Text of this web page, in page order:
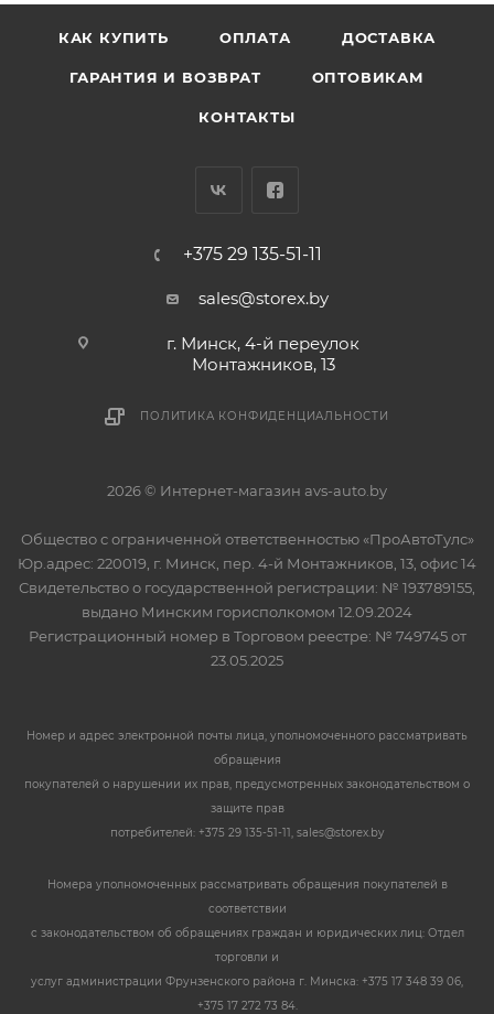
КАК КУПИТЬ ОПЛАТА ДОСТАВКА
ГАРАНТИЯ И ВОЗВРАТ ОПТОВИКАМ
КОНТАКТЫ
+375 29 135-51-11
sales@storex.by
г. Минск, 4-й переулок
Монтажников, 13
ПОЛИТИКА КОНФИДЕНЦИАЛЬНОСТИ
2026 © Интернет-магазин avs-auto.by
Общество с ограниченной ответственностью «ПроАвтоТулс»
Юр.адрес: 220019, г. Минск, пер. 4-й Монтажников, 13, офис 14
Свидетельство о государственной регистрации: № 193789155,
выдано Минским горисполкомом 12.09.2024
Регистрационный номер в Торговом реестре: № 749745 от
23.05.2025
Номер и адрес электронной почты лица, уполномоченного рассматривать
обращения
покупателей о нарушении их прав, предусмотренных законодательством о
защите прав
потребителей: +375 29 135-51-11, sales@storex.by
Номера уполномоченных рассматривать обращения покупателей в
соответствии
с законодательством об обращениях граждан и юридических лиц: Отдел
торговли и
услуг администрации Фрунзенского района г. Минска: +375 17 348 39 06,
+375 17 272 73 84.